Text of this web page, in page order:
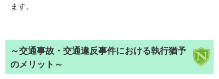
ます。
～交通事故・交通違反事件における執行猶予
のメリット～